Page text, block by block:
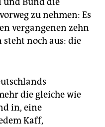
zu nehmen: Es
vergangenen zehn
steht noch aus: die
die gleiche wie
in, eine
Kaff,